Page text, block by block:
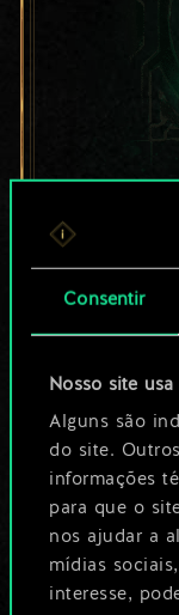
Consentir
Nosso site
Alguns são
do site.
informações
para que o
nos ajudar a
mídias
interesse,
Por
No
Dê um
um guia